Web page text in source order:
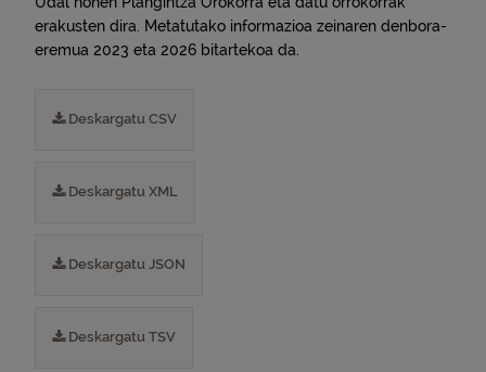
erakusten dira. Metatutako informazioa zeinaren denbora-
eremua 2023 eta 2026 bitartekoa da.
Deskargatu CSV
Deskargatu XML
Deskargatu JSON
Deskargatu TSV